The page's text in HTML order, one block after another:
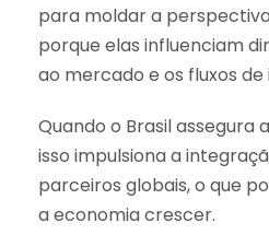
para moldar a
porque elas influenciam
ao mercado e os fluxos
Quando o Brasil assegura
isso impulsiona a
parceiros globais, o que
a economia crescer.